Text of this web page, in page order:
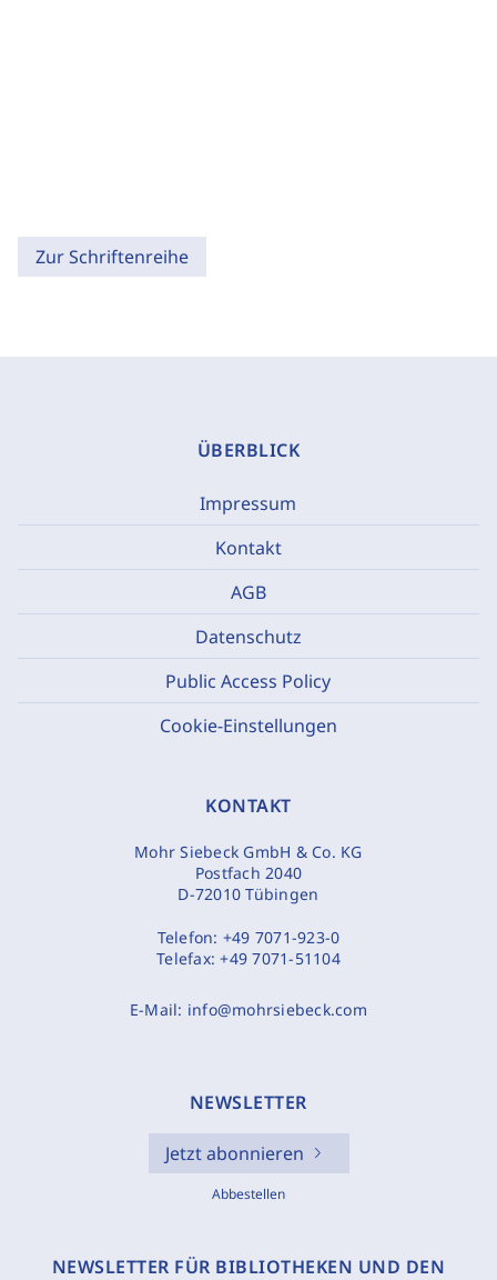
Zur Schriftenreihe
ÜBERBLICK
Impressum
Kontakt
AGB
Datenschutz
Public Access Policy
Cookie-Einstellungen
KONTAKT
Mohr Siebeck GmbH & Co. KG
Postfach 2040
D-72010 Tübingen
Telefon: +49 7071-923-0
Telefax:+49 7071-51104
E-Mail: info@mohrsiebeck.com
NEWSLETTER
Jetzt abonnieren
Abbestellen
NEWSLETTER FÜR BIBLIOTHEKEN UND DEN